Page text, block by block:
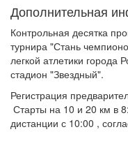
Дополнительная
Контрольная десятка
турнира "Стань
легкой атлетики города
стадион "Звездный".
Регистрация
Старты на 10 и 20 км в
дистанции с 10:00 ,